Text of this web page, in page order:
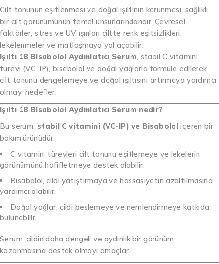
Cilt tonunun eşitlenmesi ve doğal ışıltının korunması, sağlıklı
bir cilt görünümünün temel unsurlarındandır. Çevresel
faktörler, stres ve UV ışınları ciltte renk eşitsizlikleri,
lekelenmeler ve matlaşmaya yol açabilir.
Işıltı 18 Bisabolol Aydınlatıcı Serum, stabil C vitamini
türevi (VC-IP), bisabolol ve doğal yağlarla formüle edilerek
cilt tonunu dengelemeye ve doğal ışıltısını artırmaya yardımcı
olmayı hedefler.
Işıltı 18 Bisabolol Aydınlatıcı Serum nedir?
Bu serum, stabil C vitamini (VC-IP) ve Bisabolol içeren bir
bakım ürünüdür.
C vitamini türevleri cilt tonunu eşitlemeye ve lekelerin
görünümünü hafifletmeye destek olabilir.
Bisabolol, cildi yatıştırmaya ve hassasiyetin azaltılmasına
yardımcı olabilir.
Doğal yağlar, cildi beslemeye ve nemlendirmeye katkıda
bulunabilir.
Serum, cildin daha dengeli ve aydınlık bir görünüm
kazanmasına destek olmayı amaçlar.